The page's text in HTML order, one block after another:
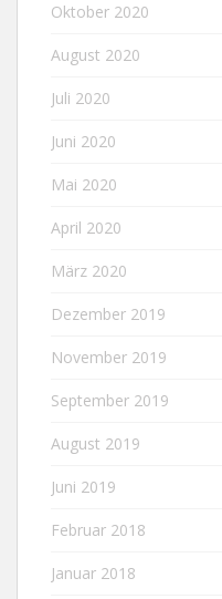
Oktober 2020
August 2020
Juli 2020
Juni 2020
Mai 2020
April 2020
März 2020
Dezember 2019
November 2019
September 2019
August 2019
Juni 2019
Februar 2018
Januar 2018